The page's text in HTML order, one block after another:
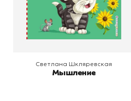
В корзину
Светлана Шкляревская
Мышление